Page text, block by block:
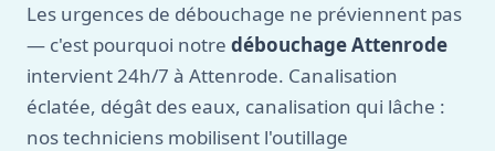
Les urgences de débouchage ne préviennent pas
— c'est pourquoi notre débouchage Attenrode
intervient 24h/7 à Attenrode. Canalisation
éclatée, dégât des eaux, canalisation qui lâche :
nos techniciens mobilisent l'outillage